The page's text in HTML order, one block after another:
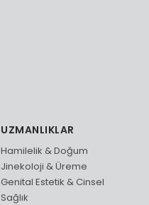
UZMANLIKLAR
Hamilelik & Doğum
Jinekoloji & Üreme
Genital Estetik & Cinsel
Sağlık